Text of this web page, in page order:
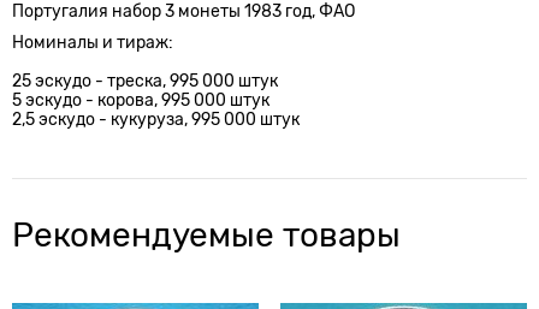
Португалия набор 3 монеты 1983 год, ФАО
Номиналы и тираж:
25 эскудо - треска,995 000 штук
5 эскудо - корова, 995 000 штук
2,5 эскудо - кукуруза, 995 000 штук
Рекомендуемые товары